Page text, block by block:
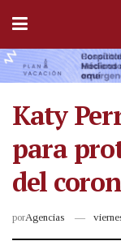
Katy
para
del
porAgencias